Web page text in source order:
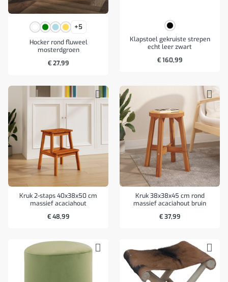
+5
Hocker rond fluweel
mosterdgroen
€27,99
Klapstoel gekruiste strepen
echt leer zwart
€160,99
Kruk 2-staps 40x38x50 cm
massief acaciahout
€48,99
Kruk 38x38x45 cm rond
massief acaciahout bruin
€37,99